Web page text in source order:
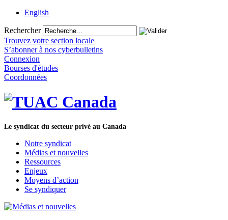
English
Rechercher
Trouvez votre section locale
S’abonner à nos cyberbulletins
Connexion
Bourses d'études
Coordonnées
Le syndicat du secteur privé au Canada
Notre syndicat
Médias et nouvelles
Ressources
Enjeux
Moyens d’action
Se syndiquer